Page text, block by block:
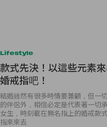
Lifestyle
款式先決！以這些元素
婚戒指吧！
結婚雖然有很多時情要兼顧，但一
的伴侶外，相信必定是代表著一切
女生，時刻載在無名指上的婚戒款
指來來去